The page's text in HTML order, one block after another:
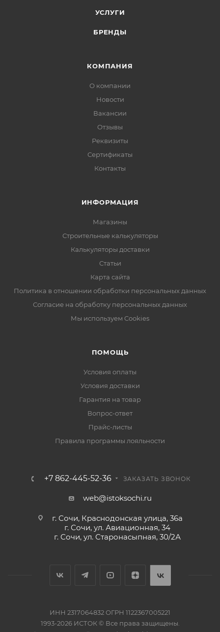
УСЛУГИ
БРЕНДЫ
КОМПАНИЯ
О компании
Новости
Вакансии
Отзывы
Реквизиты
Сертификаты
Контакты
ИНФОРМАЦИЯ
Магазины
Строительные калькуляторы
Калькуляторы доставки
Статьи
Карта сайта
Политика в отношении обработки персональных данных
Согласие на обработку персональных данных
Мы используем Cookies
ПОМОЩЬ
Условия оплаты
Условия доставки
Гарантия на товар
Вопрос-ответ
Прайс-листы
Правила программы лояльности
+7 862-445-52-36 ЗАКАЗАТЬ ЗВОНОК
web@istoksochi.ru
г. Сочи, Краснодонская улица, 36а
г. Сочи, ул. Авиационная, 34
г. Сочи, ул. Старонасыпная, 30/2А
ИНН 2317064832 ОГРН 1122367005221
1993-2026 ИСТОК © Все права защищены.